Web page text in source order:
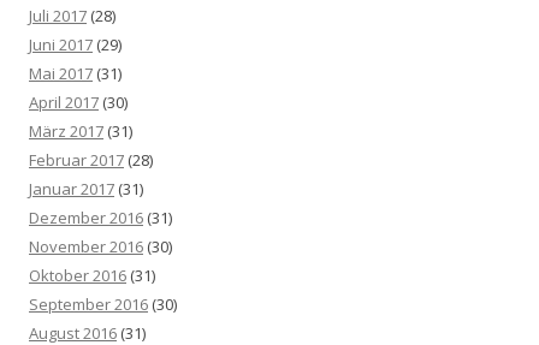
Juli 2017 (28)
Juni 2017 (29)
Mai 2017 (31)
April 2017 (30)
März 2017 (31)
Februar 2017 (28)
Januar 2017 (31)
Dezember 2016 (31)
November 2016 (30)
Oktober 2016 (31)
September 2016 (30)
August 2016 (31)